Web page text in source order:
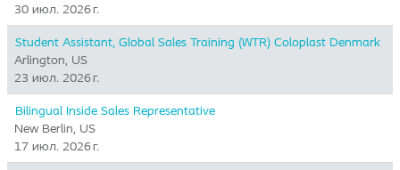
30 июл. 2026 г.
Student Assistant, Global Sales Training (WTR) Coloplast Denmark
Arlington, US
23 июл. 2026 г.
Bilingual Inside Sales Representative
New Berlin, US
17 июл. 2026 г.